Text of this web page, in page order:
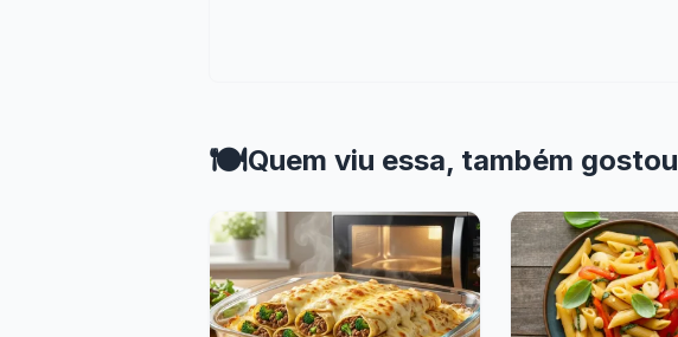
🍽️Quem viu essa, também gostou